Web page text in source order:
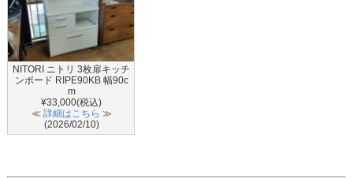
NITORI ニトリ 3枚扉キッチ
ンボード RIPE90KB 幅90c
m
¥33,000(税込)
≪ 詳細はこちら ≫
(2026/02/10)